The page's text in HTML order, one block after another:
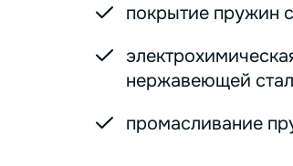
покрытие пружин
нержавеющей
промасливание